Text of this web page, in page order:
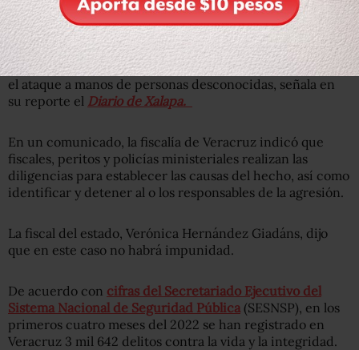
Lee:Síndico de Tecolutla, Veracruz es atacado a balazos
por dos hombres en motocicleta
Tras el hecho, se conoció que era una familia la que sufrió
el ataque a manos de personas desconocidas, señala en
su reporte el Diario de Xalapa.
En un comunicado, la fiscalía de Veracruz indicó que
fiscales, peritos y policías ministeriales realizan las
diligencias para establecer las causas del hecho, así como
identificar y detener al o los responsables de la agresión.
La fiscal del estado, Verónica Hernández Giadáns, dijo
que en este caso no habrá impunidad.
De acuerdo con cifras del Secretariado Ejecutivo del
Sistema Nacional de Seguridad Pública (SESNSP), en los
primeros cuatro meses del 2022 se han registrado en
Veracruz 3 mil 642 delitos contra la vida y la integridad.